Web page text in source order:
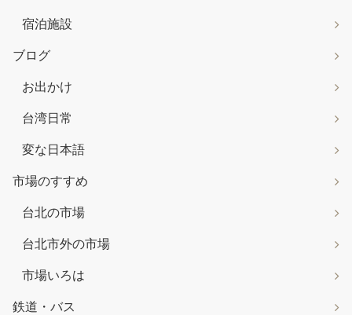
宿泊施設
ブログ
お出かけ
台湾日常
変な日本語
市場のすすめ
台北の市場
台北市外の市場
市場いろは
鉄道・バス